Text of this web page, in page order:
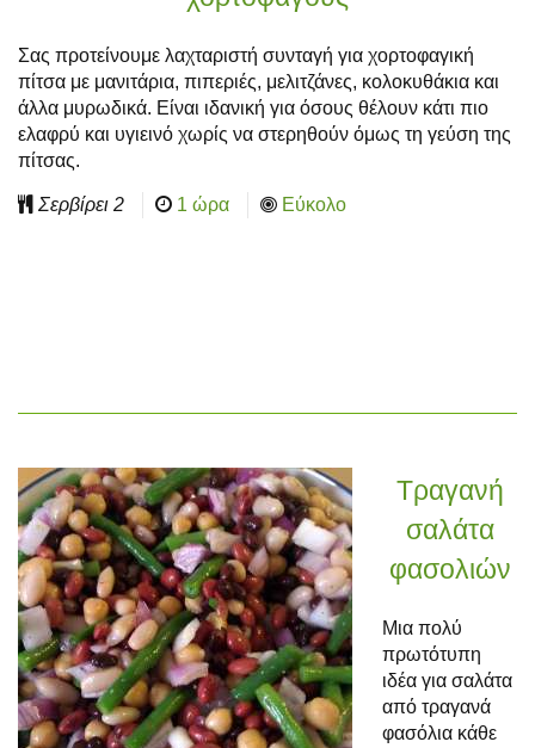
Σας προτείνουμε λαχταριστή συνταγή για χορτοφαγική
πίτσα με μανιτάρια, πιπεριές, μελιτζάνες, κολοκυθάκια και
άλλα μυρωδικά. Είναι ιδανική για όσους θέλουν κάτι πιο
ελαφρύ και υγιεινό χωρίς να στερηθούν όμως τη γεύση της
πίτσας.
Σερβίρει 2 1 ώρα Εύκολο
Τραγανή
σαλάτα
φασολιών
Μια πολύ
πρωτότυπη
ιδέα για σαλάτα
από τραγανά
φασόλια κάθε